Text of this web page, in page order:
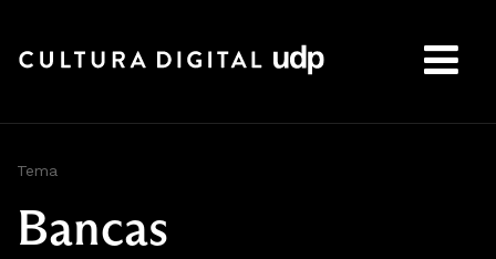
Tema
Bancas